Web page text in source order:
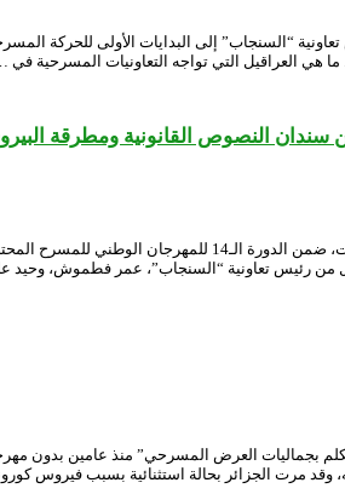
إلى البدايات الأولى للحركة المسرحية
هي العراقيل التي تواجه التعاونيات المسرحية في
سندان النصوص القانونية ومطرقة
احتضن المسرح الوطني الجزائري، اليوم
من رئيس تعاونية “السنجاب”، عمر فطموش، وحيد
بجماليات العرض المسرحي” منذ عامين بدون
مرت الجزائر بحالة استثنائية بسبب فيروس